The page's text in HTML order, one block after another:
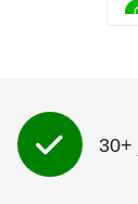
30+